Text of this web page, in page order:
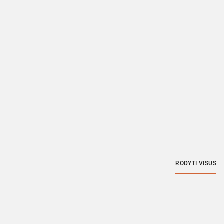
RODYTI VISUS